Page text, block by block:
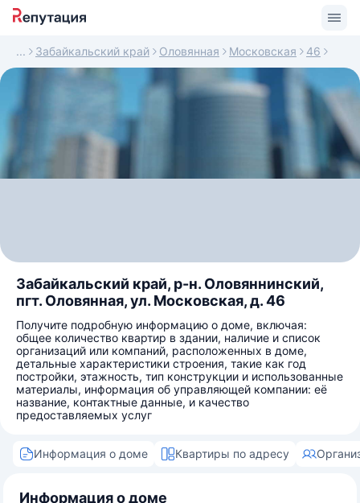
Забайкальский край Оловянная Московская 46
Забайкальский край, р-н. Оловяннинский,
пгт. Оловянная, ул. Московская, д. 46
Получите подробную информацию о доме, включая:
общее количество квартир в здании, наличие и список
организаций или компаний, расположенных в доме,
детальные характеристики строения, такие как год
постройки, этажность, тип конструкции и использованные
материалы, информация об управляющей компании: её
название, контактные данные, и качество
предоставляемых услуг
Информация о доме Квартиры по адресу
Информация о доме